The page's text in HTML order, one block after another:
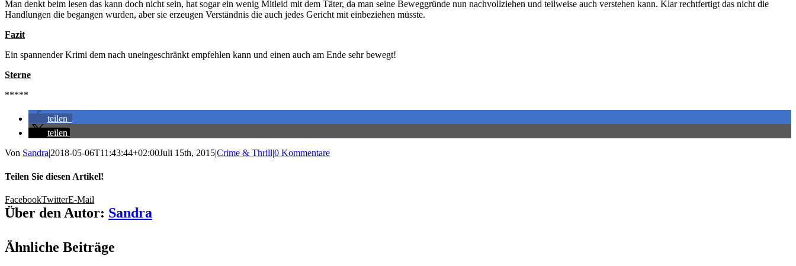
Man denkt beim lesen das kann doch nicht sein, hat sogar ein wenig Mitleid mit dem Täter, da man seine Beweggründe nun nachvollziehen und teilweise auch verstehen kann. Klar rechtfertigt das nicht die
Handlungen die begangen wurden, aber sie erzeugen Verständnis die auch jedes Gericht mit einbeziehen müsste.
Fazit
Ein spannender Krimi dem nach uneingeschränkt empfehlen kann und einen auch am Ende sehr bewegt!
Sterne
*****
teilen
teilen
Von Sandra|2018-05-06T11:43:44+02:00Juli 15th, 2015|Crime & Thrill|0 Kommentare
Teilen Sie diesen Artikel!
FacebookTwitterE-Mail
Über den Autor: Sandra
Ähnliche Beiträge